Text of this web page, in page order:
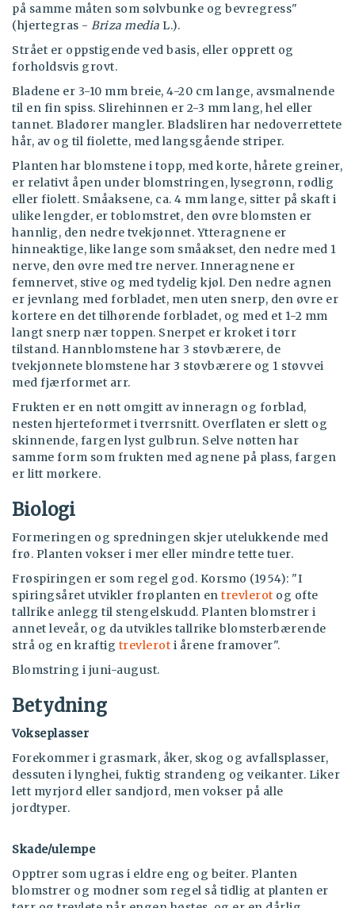
på samme måten som sølvbunke og bevregress"
(hjertegras - Briza media L.).
Strået er oppstigende ved basis, eller opprett og
forholdsvis grovt.
Bladene er 3-10 mm breie, 4-20 cm lange, avsmalnende
til en fin spiss. Slirehinnen er 2-3 mm lang, hel eller
tannet. Bladører mangler. Bladsliren har nedoverrettete
hår, av og til fiolette, med langsgående striper.
Planten har blomstene i topp, med korte, hårete greiner,
er relativt åpen under blomstringen, lysegrønn, rødlig
eller fiolett. Småaksene, ca. 4 mm lange, sitter på skaft i
ulike lengder, er toblomstret, den øvre blomsten er
hannlig, den nedre tvekjønnet. Ytteragnene er
hinneaktige, like lange som småakset, den nedre med 1
nerve, den øvre med tre nerver. Inneragnene er
femnervet, stive og med tydelig kjøl. Den nedre agnen
er jevnlang med forbladet, men uten snerp, den øvre er
kortere en det tilhørende forbladet, og med et 1-2 mm
langt snerp nær toppen. Snerpet er kroket i tørr
tilstand. Hannblomstene har 3 støvbærere, de
tvekjønnete blomstene har 3 støvbærere og 1 støvvei
med fjærformet arr.
Frukten er en nøtt omgitt av inneragn og forblad,
nesten hjerteformet i tverrsnitt. Overflaten er slett og
skinnende, fargen lyst gulbrun. Selve nøtten har
samme form som frukten med agnene på plass, fargen
er litt mørkere.
Biologi
Formeringen og spredningen skjer utelukkende med
frø. Planten vokser i mer eller mindre tette tuer.
Frøspiringen er som regel god. Korsmo (1954): "I
spiringsåret utvikler frøplanten en trevlerot og ofte
tallrike anlegg til stengelskudd. Planten blomstrer i
annet leveår, og da utvikles tallrike blomsterbærende
strå og en kraftig trevlerot i årene framover".
Blomstring i juni-august.
Betydning
Vokseplasser
Forekommer i grasmark, åker, skog og avfallsplasser,
dessuten i lynghei, fuktig strandeng og veikanter. Liker
lett myrjord eller sandjord, men vokser på alle
jordtyper.
Skade/ulempe
Opptrer som ugras i eldre eng og beiter. Planten
blomstrer og modner som regel så tidlig at planten er